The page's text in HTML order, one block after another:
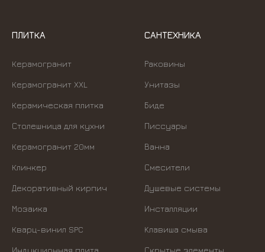
ПЛИТКА
Керамогранит
Керамогранит XXL
Керамическая плитка
Столешница для кухни
Керамогранит 20мм
Клинкер
Декоративный кирпич
Мозаика
Кварц-винил SPC
Индукционная плита
САНТЕХНИКА
Раковины
Унитазы
Биде
Писсуары
Ванна
Смесители
Душевые системы
Инсталляции
Kлавиша смыва
Скрытые элементы